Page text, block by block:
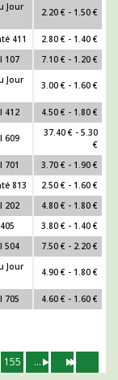
Jour
2.20 € - 1.50 €
411
2.80 € - 1.40 €
107 7.10 € - 1.20 €
Jour
3.00 € - 1.60 €
412 4.50 € - 1.80 €
609
37.40 € - 5.30
€
701
3.70 € - 1.90 €
813
2.50 € - 1.60 €
202
4.80 € - 1.80 €
3.80 € - 1.40 €
504 7.50 € - 2.20 €
Jour
4.90 € - 1.80 €
705 4.60 € - 1.60 €
155 ...